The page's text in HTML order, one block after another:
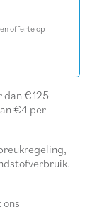
offerte op
dan €125
€4 per